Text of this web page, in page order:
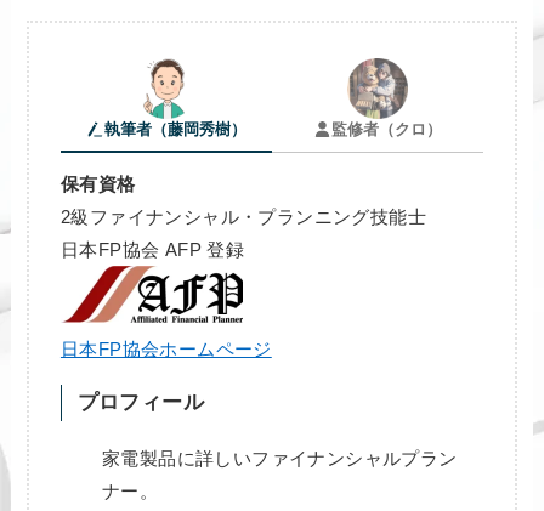
執筆者（藤岡秀樹） 監修者（クロ）
保有資格
2級ファイナンシャル・プランニング技能士
日本FP協会 AFP 登録
日本FP協会ホームページ
プロフィール
家電製品に詳しいファイナンシャルプラン
ナー。